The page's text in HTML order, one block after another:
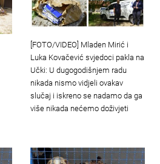
[FOTO/VIDEO] Mladen Mirić i
Luka Kovačević svjedoci pakla na
Učki: U dugogodišnjem radu
nikada nismo vidjeli ovakav
slučaj i iskreno se nadamo da ga
više nikada nećemo doživjeti